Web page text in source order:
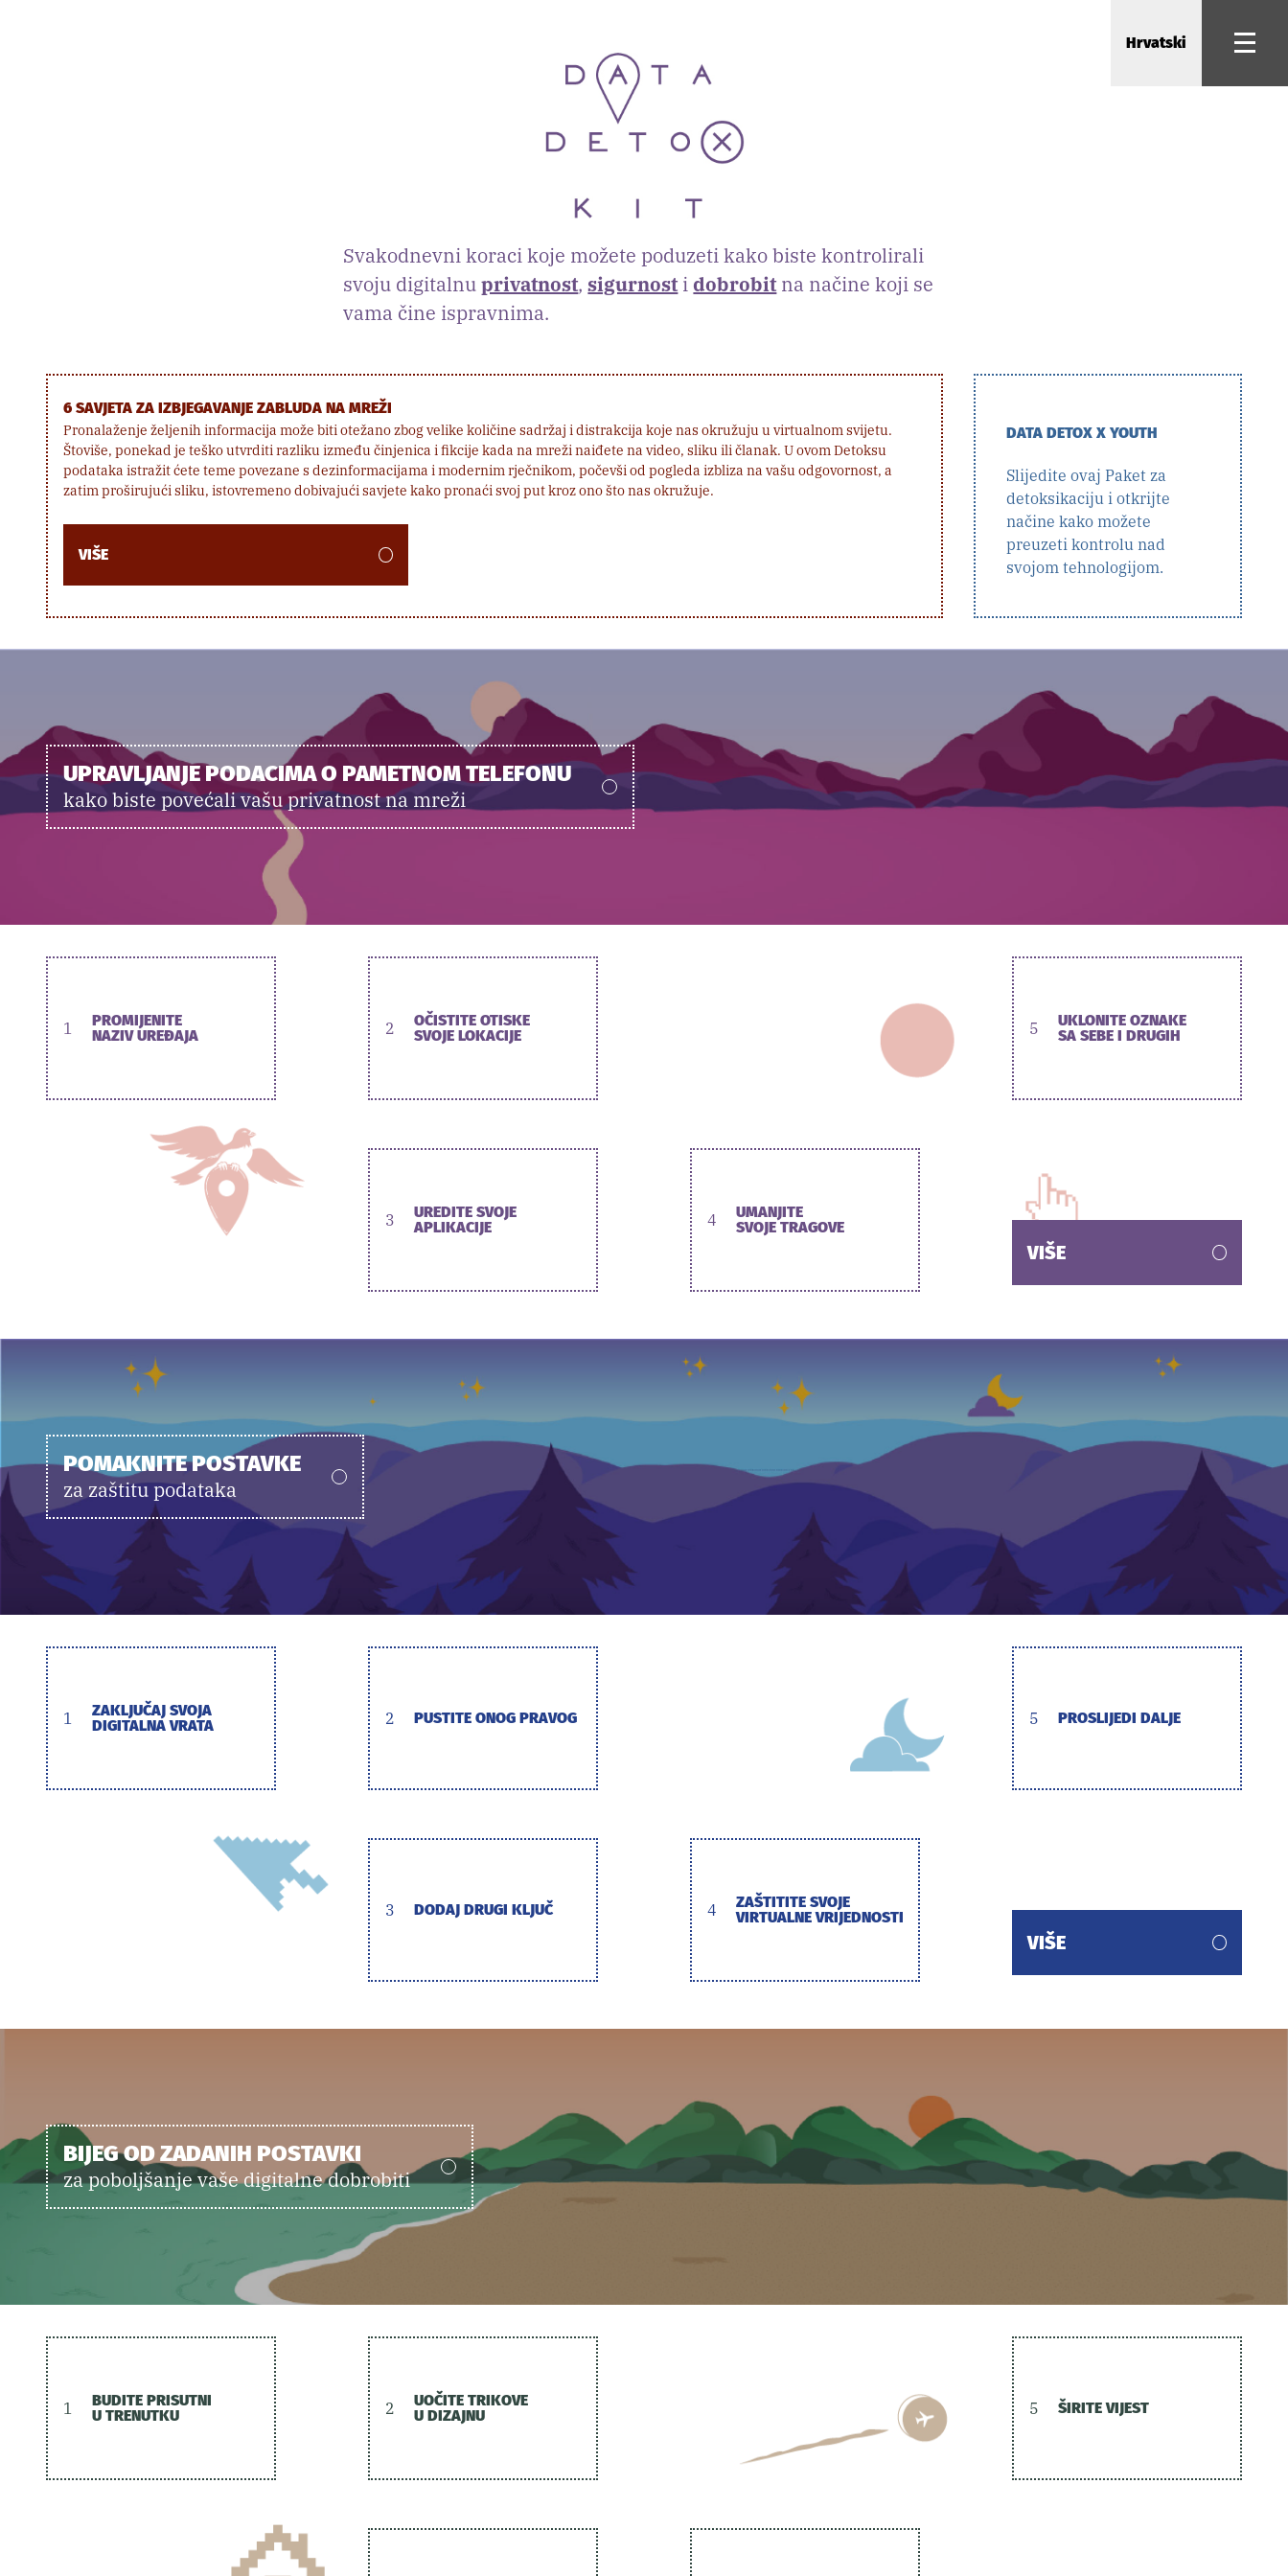
Svakodnevni koraci koje možete poduzeti kako biste kontrolirali
svoju digitalnuprivatnost,sigurnostidobrobitna načine koji se
vama čine ispravnima.
Hrvatski
6 SAVJETA ZA IZBJEGAVANJE ZABLUDA NA MREŽI
Pronalaženje željenih informacija može biti otežano zbog velike količine sadržaj i distrakcija koje nas okružuju u virtualnom svijetu.
Štoviše, ponekad je teško utvrditi razliku između činjenica i fikcije kada na mreži naiđete na video, sliku ili članak. U ovom Detoksu
podataka istražit ćete teme povezane s dezinformacijama i modernim rječnikom, počevši od pogleda izbliza na vašu odgovornost, a
zatim proširujući sliku, istovremeno dobivajući savjete kako pronaći svoj put kroz ono što nas okružuje.
VIŠE
DATA DETOX X YOUTH
Slijedite ovaj Paket za
detoksikaciju i otkrijte
načine kako možete
preuzeti kontrolu nad
svojom tehnologijom.
UPRAVLJANJE PODACIMA O PAMETNOM TELEFONU
kako biste povećali vašu privatnost na mreži
1
PROMIJENITE
NAZIV UREĐAJA
2
OČISTITE OTISKE
SVOJE LOKACIJE
5
UKLONITE OZNAKE
SA SEBE I DRUGIH
3
UREDITE SVOJE
APLIKACIJE
4
UMANJITE
SVOJE TRAGOVE
VIŠE
POMAKNITE POSTAVKE
za zaštitu podataka
1
ZAKLJUČAJ SVOJA
DIGITALNA VRATA
2 PUSTITE ONOG PRAVOG 5 PROSLIJEDI DALJE
3 DODAJ DRUGI KLJUČ 4
ZAŠTITITE SVOJE
VIRTUALNE VRIJEDNOSTI
VIŠE
BIJEG OD ZADANIH POSTAVKI
za poboljšanje vaše digitalne dobrobiti
1
BUDITE PRISUTNI
U TRENUTKU
2
UOČITE TRIKOVE
U DIZAJNU
5 ŠIRITE VIJEST